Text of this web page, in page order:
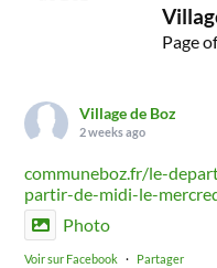
Page
Village de Boz
2 weeks ago
communeboz.fr/le-
partir-de-midi-le-
Photo
Voir sur Facebook · Partager